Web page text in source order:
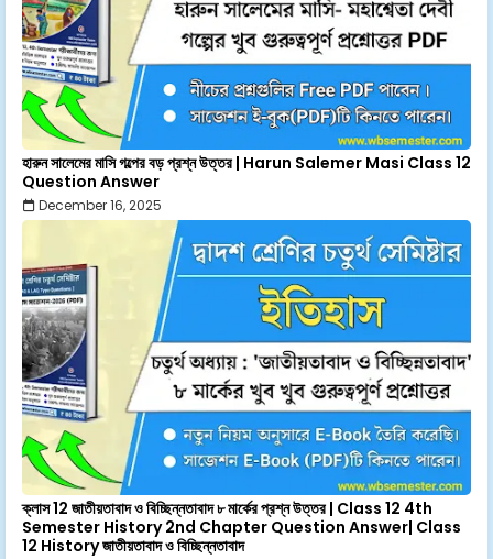
হারুন সালেমের মাসি গল্পের বড় প্রশ্ন উত্তর | Harun Salemer Masi Class 12
Question Answer
December 16, 2025
ক্লাস 12 জাতীয়তাবাদ ও বিচ্ছিন্নতাবাদ ৮ মার্কের প্রশ্ন উত্তর | Class 12 4th
Semester History 2nd Chapter Question Answer| Class
12 History জাতীয়তাবাদ ও বিচ্ছিন্নতাবাদ